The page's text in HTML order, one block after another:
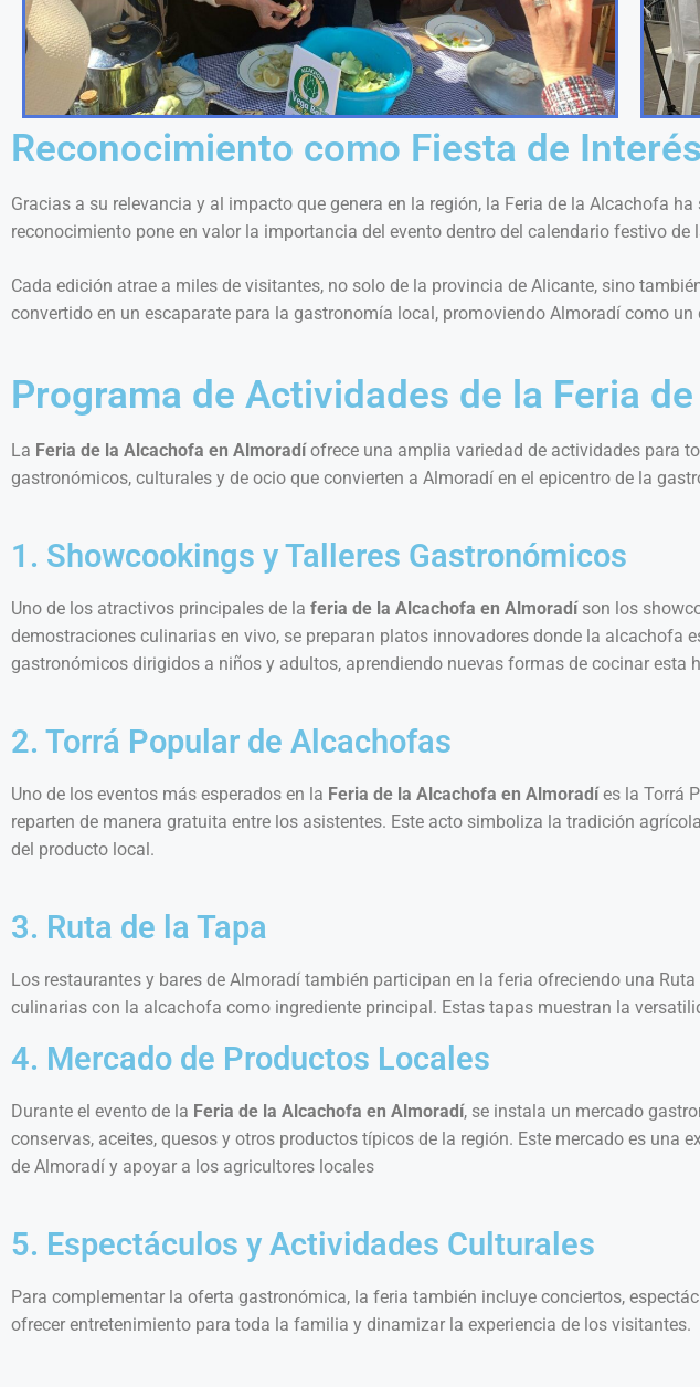
Reconocimiento como Fiesta de
Gracias a su relevancia y al impacto que genera en la región, la Feria de la Alcachofa
reconocimiento pone en valor la importancia del evento dentro del calendario festivo
Cada edición atrae a miles de visitantes, no solo de la provincia de Alicante, sino
convertido en un escaparate para la gastronomía local, promoviendo Almoradí como
Programa de Actividades de la Feria
La Feria de la Alcachofa en Almoradíofrece una amplia variedad de actividades para
gastronómicos, culturales y de ocio que convierten a Almoradí en el epicentro de la
1. Showcookings y Talleres Gastronómicos
Uno de los atractivos principales de la feria de la Alcachofa en Almoradíson los
demostraciones culinarias en vivo, se preparan platos innovadores donde la alcachofa
gastronómicos dirigidos a niños y adultos, aprendiendo nuevas formas de cocinar esta
2. Torrá Popular de Alcachofas
Uno de los eventos más esperados en la Feria de la Alcachofa en Almoradíes la Torrá
reparten de manera gratuita entre los asistentes. Este acto simboliza la tradición
del producto local.
3. Ruta de la Tapa
Los restaurantes y bares de Almoradí también participan en la feria ofreciendo una
culinarias con la alcachofa como ingrediente principal. Estas tapas muestran la
4. Mercado de Productos Locales
Durante el evento de la Feria de la Alcachofa en Almoradí, se instala un mercado
conservas, aceites, quesos y otros productos típicos de la región. Este mercado es una
de Almoradí y apoyar a los agricultores locales
5. Espectáculos y Actividades Culturales
Para complementar la oferta gastronómica, la feria también incluye conciertos,
ofrecer entretenimiento para toda la familia y dinamizar la experiencia de los visitantes.